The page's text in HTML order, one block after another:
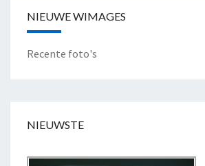
NIEUWE WIMAGES
Recente foto's
NIEUWSTE